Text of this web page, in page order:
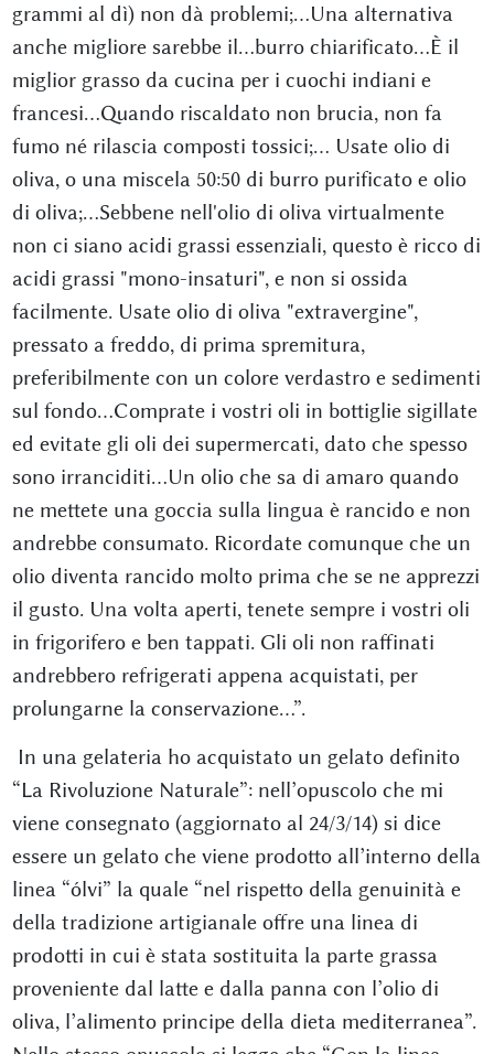
grammi al dì) non dà problemi;…Una alternativa
anche migliore sarebbe il…burro chiarificato…È il
miglior grasso da cucina per i cuochi indiani e
francesi…Quando riscaldato non brucia, non fa
fumo né rilascia composti tossici;... Usate olio di
oliva, o una miscela 50:50 di burro purificato e olio
di oliva;…Sebbene nell'olio di oliva virtualmente
non ci siano acidi grassi essenziali, questo è ricco di
acidi grassi "mono-insaturi", e non si ossida
facilmente. Usate olio di oliva "extravergine",
pressato a freddo, di prima spremitura,
preferibilmente con un colore verdastro e sedimenti
sul fondo...Comprate i vostri oli in bottiglie sigillate
ed evitate gli oli dei supermercati, dato che spesso
sono irranciditi…Un olio che sa di amaro quando
ne mettete una goccia sulla lingua è rancido e non
andrebbe consumato. Ricordate comunque che un
olio diventa rancido molto prima che se ne apprezzi
il gusto. Una volta aperti, tenete sempre i vostri oli
in frigorifero e ben tappati. Gli oli non raffinati
andrebbero refrigerati appena acquistati, per
prolungarne la conservazione…”.
In una gelateria ho acquistato un gelato definito
“La Rivoluzione Naturale”: nell’opuscolo che mi
viene consegnato (aggiornato al 24/3/14) si dice
essere un gelato che viene prodotto all’interno della
linea “ólvi” la quale “nel rispetto della genuinità e
della tradizione artigianale offre una linea di
prodotti in cui è stata sostituita la parte grassa
proveniente dal latte e dalla panna con l’olio di
oliva, l’alimento principe della dieta mediterranea”.